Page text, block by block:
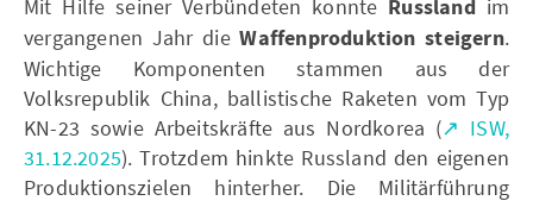
Mit Hilfe seiner Verbündeten konnte Russlandim
vergangenen Jahr dieWaffenproduktion steigern.
Wichtige Komponenten stammen aus der
Volksrepublik China, ballistische Raketen vom Typ
KN-23 sowie Arbeitskräfte aus Nordkorea (↗ ISW,
31.12.2025). Trotzdem hinkte Russland den eigenen
Produktionszielen hinterher. Die Militärführung